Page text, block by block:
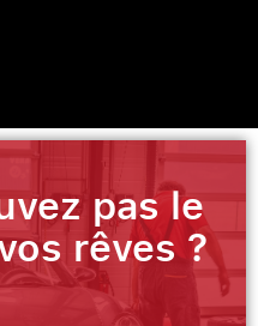
pas le
rêves ?